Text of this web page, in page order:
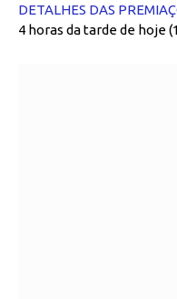
DETALHES DAS
4 horas da tarde de hoje